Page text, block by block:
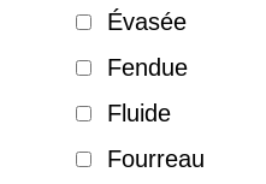
Évasée
Fendue
Fluide
Fourreau